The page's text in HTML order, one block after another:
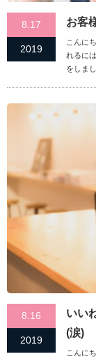
8.17
2019
お客
こんに
れるに
をしまし
8.16
2019
いい
(涙)
こんに